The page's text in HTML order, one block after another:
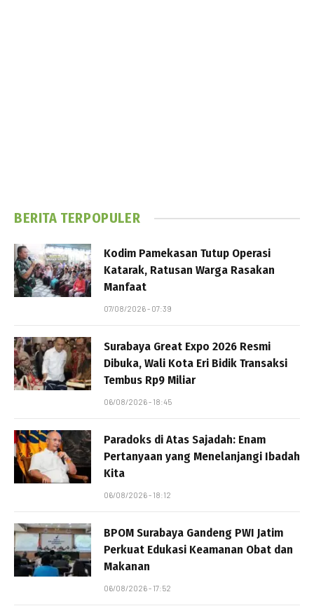
BERITA TERPOPULER
Kodim Pamekasan Tutup Operasi
Katarak, Ratusan Warga Rasakan
Manfaat
07/08/2026 - 07:39
Surabaya Great Expo 2026 Resmi
Dibuka, Wali Kota Eri Bidik Transaksi
Tembus Rp9 Miliar
06/08/2026 - 18:45
Paradoks di Atas Sajadah: Enam
Pertanyaan yang Menelanjangi Ibadah
Kita
06/08/2026 - 18:12
BPOM Surabaya Gandeng PWI Jatim
Perkuat Edukasi Keamanan Obat dan
Makanan
06/08/2026 - 17:52